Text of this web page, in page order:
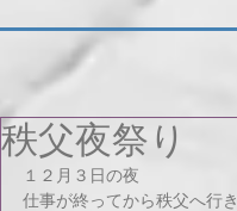
秩父夜祭り
１２月３日の夜
仕事が終ってから秩父へ行き